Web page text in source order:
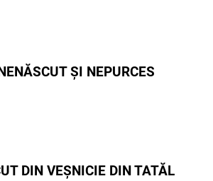
ȘI NEPURCES
DIN VEȘNICIE DIN TATĂL